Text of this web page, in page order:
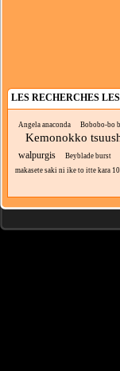
LES RECHERCHES
Angela anaconda Bobobo-bo
Kemonokko
walpurgis Beyblade burst
makasete saki ni ike to itte kara